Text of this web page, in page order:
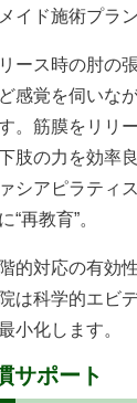
イド施術プラン
ース時の肘の
感覚を伺いな
。筋膜をリリ
の力を効率
シアピラティ
“再教育”。
的対応の有効
は科学的エビ
小化します。
サポート